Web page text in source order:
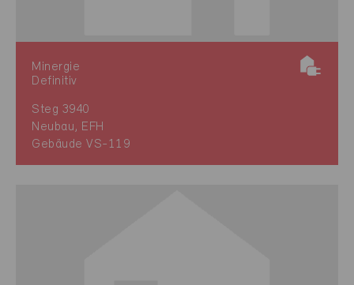
Minergie
Definitiv
Steg 3940
Neubau, EFH
Gebäude VS-119